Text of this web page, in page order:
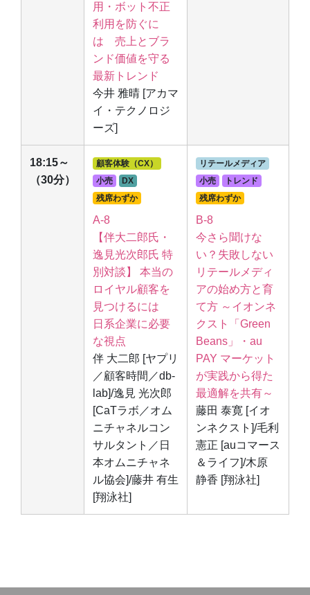
用・ボット不正
利用を防ぐに
は 売上とブラ
ンド価値を守る
最新トレンド
今井 雅晴 [アカマ
イ・テクノロジ
ーズ]
18:15～
（30分）
顧客体験（CX）
小売
DX
残席わずか
A-8
【伴大二郎氏・
逸見光次郎氏 特
別対談】 本当の
ロイヤル顧客を
見つけるには
日系企業に必要
な視点
伴 大二郎 [ヤプリ
／顧客時間／db-
lab]/逸見 光次郎
[CaTラボ／オム
ニチャネルコン
サルタント／日
本オムニチャネ
ル協会]/藤井 有生
[翔泳社]
リテールメディア
小売
トレンド
残席わずか
B-8
今さら聞けな
い？失敗しない
リテールメディ
アの始め方と育
て方 ～イオンネ
クスト「Green
Beans」・au
PAY マーケット
が実践から得た
最適解を共有～
藤田 泰寛 [イオ
ンネクスト]/毛利
憲正 [auコマース
＆ライフ]/木原
静香 [翔泳社]